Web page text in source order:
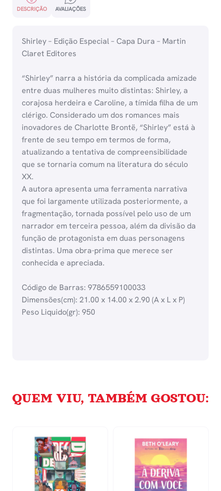
DESCRIÇÃO AVALIAÇÕES
Shirley – Edição Especial – Capa Dura – Martin
Claret Editores
“Shirley” narra a história da complicada amizade
entre duas mulheres muito distintas: Shirley, a
corajosa herdeira e Caroline, a tímida filha de um
clérigo. Considerado um dos romances mais
inovadores de Charlotte Brontë, “Shirley” está à
frente de seu tempo em termos de forma,
atualizando a tentativa de compreensibilidade
que se tornaria comum na literatura do século
XX.
A autora apresenta uma ferramenta narrativa
que foi largamente utilizada posteriormente, a
fragmentação, tornada possível pelo uso de um
narrador em terceira pessoa, além da divisão da
função de protagonista em duas personagens
distintas. Uma obra-prima que merece ser
conhecida e apreciada.
Código de Barras: 9786559100033
Dimensões(cm): 21.00 x 14.00 x 2.90 (A x L x P)
Peso Liquido(gr): 950
QUEM VIU, TAMBÉM GOSTOU: